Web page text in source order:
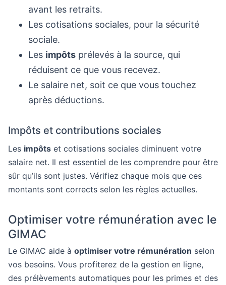
avant les retraits.
Les cotisations sociales, pour la sécurité
sociale.
Les impôts prélevés à la source, qui
réduisent ce que vous recevez.
Le salaire net, soit ce que vous touchez
après déductions.
Impôts et contributions sociales
Les impôts et cotisations sociales diminuent votre
salaire net. Il est essentiel de les comprendre pour être
sûr qu’ils sont justes. Vérifiez chaque mois que ces
montants sont corrects selon les règles actuelles.
Optimiser votre rémunération avec le
GIMAC
Le GIMAC aide à optimiser votre rémunération selon
vos besoins. Vous profiterez de la gestion en ligne,
des prélèvements automatiques pour les primes et des